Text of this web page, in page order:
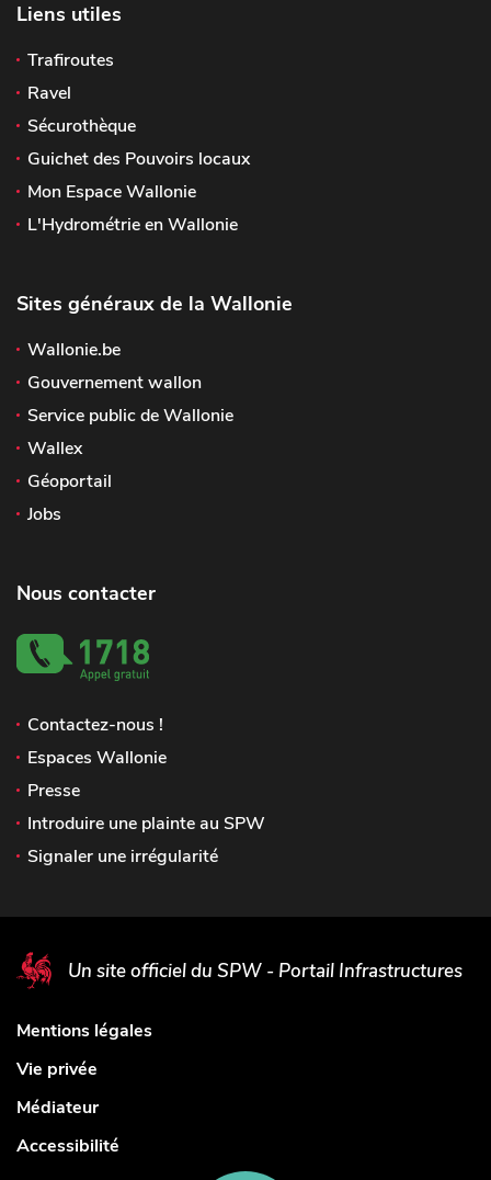
Liens utiles
Trafiroutes
Ravel
Sécurothèque
Guichet des Pouvoirs locaux
Mon Espace Wallonie
L'Hydrométrie en Wallonie
Sites généraux de la Wallonie
Wallonie.be
Gouvernement wallon
Service public de Wallonie
Wallex
Géoportail
Jobs
Nous contacter
Contactez-nous !
Espaces Wallonie
Presse
Introduire une plainte au SPW
Signaler une irrégularité
Un site officiel du SPW - Portail Infrastructures
Mentions légales
Vie privée
Médiateur
Accessibilité